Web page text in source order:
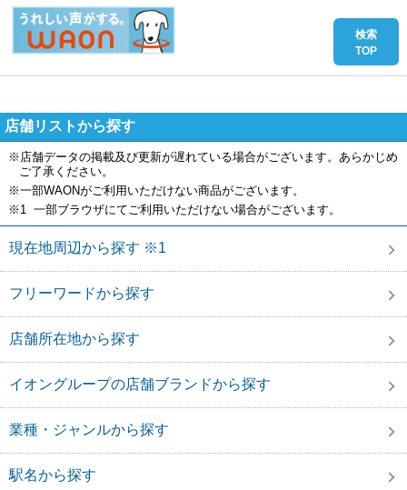
店舗リストから探す
※店舗データの掲載及び更新が遅れている場合がございます。あらかじめ
ご了承ください。
※一部WAONがご利用いただけない商品がございます。
※1 一部ブラウザにてご利用いただけない場合がございます。
現在地周辺から探す ※1
フリーワードから探す
店舗所在地から探す
イオングループの店舗ブランドから探す
業種・ジャンルから探す
駅名から探す